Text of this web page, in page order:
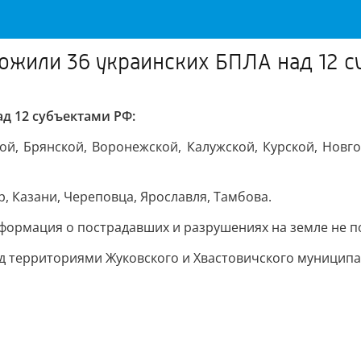
36 украинских БПЛА над 12
12 субъектами РФ:
Брянской, Воронежской, Калужской, Курской,
Казани, Череповца, Ярославля, Тамбова.
о пострадавших и разрушениях на земле не
Жуковского и Хвастовичского